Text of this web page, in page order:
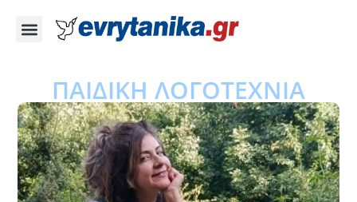
ΠΑΙΔΙΚΗ ΛΟΓΟΤΕΧΝΙΑ